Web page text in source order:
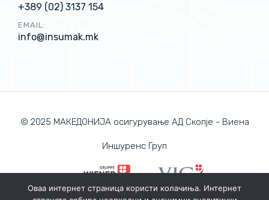
+389 (02) 3137 154
EMAIL:
info@insumak.mk
© 2025 МАКЕДОНИЈА осигурување АД Скопје - Виена
Иншуренс Груп
Оваа интернет страница користи колачиња. Интернет